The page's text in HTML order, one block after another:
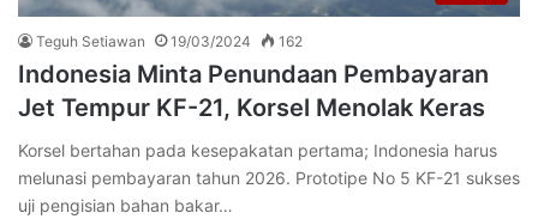
Teguh Setiawan 19/03/2024 162
Indonesia Minta Penundaan Pembayaran
Jet Tempur KF-21, Korsel Menolak Keras
Korsel bertahan pada kesepakatan pertama; Indonesia harus
melunasi pembayaran tahun 2026. Prototipe No 5 KF-21 sukses
uji pengisian bahan bakar…